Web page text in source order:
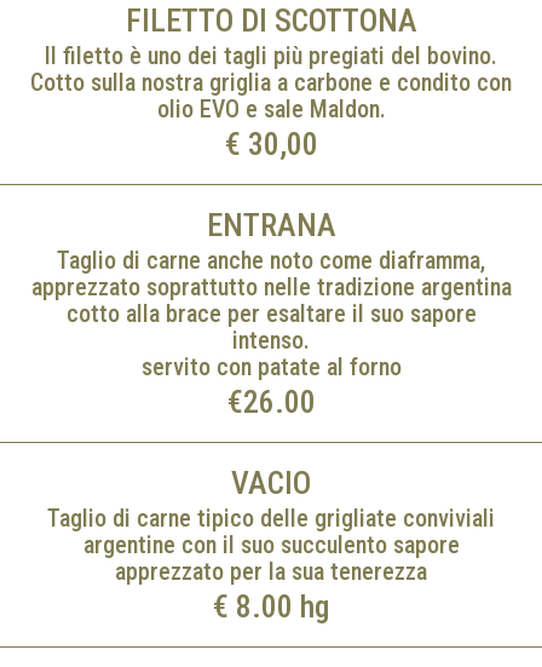
FILETTO DI SCOTTONA
Il filetto è uno dei tagli più pregiati del bovino.
Cotto sulla nostra griglia a carbone e condito con
olio EVO e sale Maldon.
€ 30,00
ENTRANA
Taglio di carne anche noto come diaframma,
apprezzato soprattutto nelle tradizione argentina
cotto alla brace per esaltare il suo sapore
intenso.
servito con patate al forno
€26.00
VACIO
Taglio di carne tipico delle grigliate conviviali
argentine con il suo succulento sapore
apprezzato per la sua tenerezza
€ 8.00 hg